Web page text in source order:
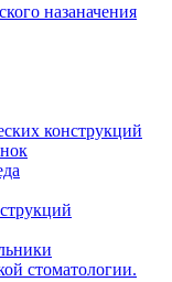
назаначения
конструкций
стоматологии.